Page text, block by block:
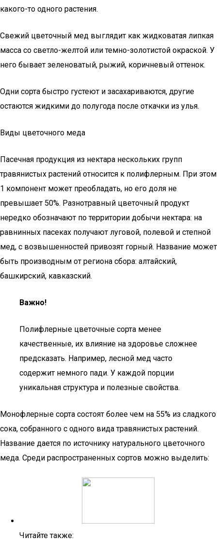
какого-то одного растения.
Свежий цветочный мед выглядит как жидковатая липкая
масса со светло-желтой или темно-золотистой окраской. У
него бывает зеленоватый, рыжий, коричневый оттенок.
Одни сорта быстро густеют и засахариваются, другие
остаются жидкими до полугода после откачки из улья.
Виды цветочного меда
Пасечная продукция из нектара нескольких групп
травянистых растений относится к полифлерным. При этом
1 компонент может преобладать, но его доля не
превышает 50%. Разнотравный цветочный продукт
нередко обозначают по территории добычи нектара: на
равнинных пасеках получают луговой, полевой и степной
мед, с возвышенностей привозят горный. Название может
быть производным от региона сбора: алтайский,
башкирский, кавказский.
Важно!
Полифлерные цветочные сорта менее
качественные, их влияние на здоровье сложнее
предсказать. Например, лесной мед часто
содержит немного пади. У каждой порции
уникальная структура и полезные свойства.
Монофлерные сорта состоят более чем на 55% из сладкого
сока, собранного с одного вида травянистых растений.
Название дается по источнику натурального цветочного
меда. Среди распространенных сортов можно выделить:
Читайте также: